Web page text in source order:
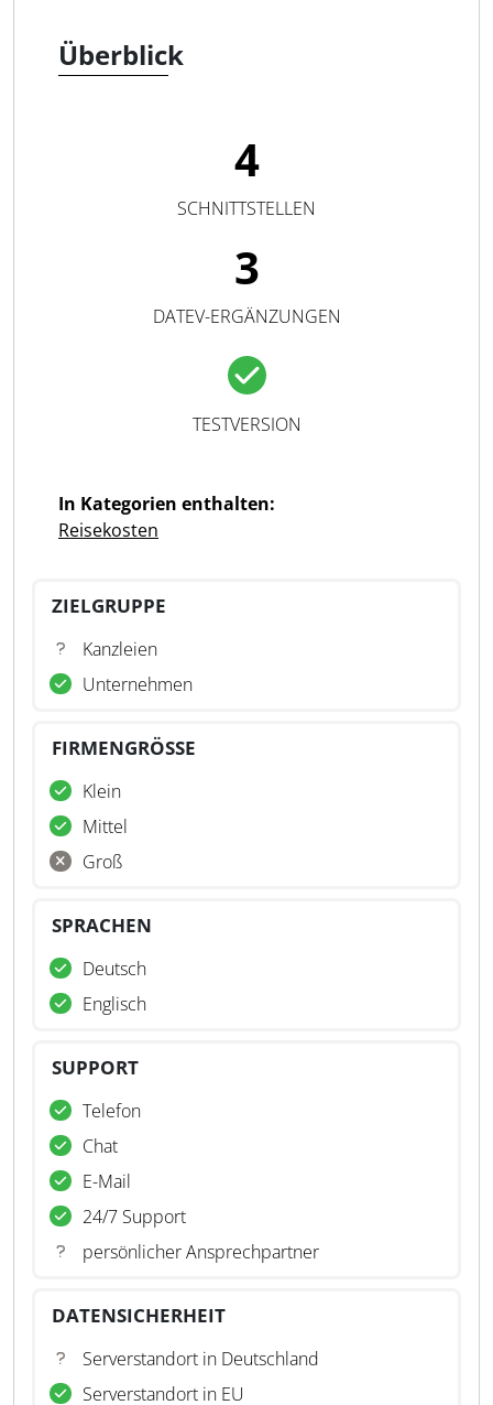
Überblick
4
SCHNITTSTELLEN
3
DATEV-ERGÄNZUNGEN
TESTVERSION
In Kategorien enthalten:
Reisekosten
ZIELGRUPPE
Kanzleien
Unternehmen
FIRMENGRÖSSE
Klein
Mittel
Groß
SPRACHEN
Deutsch
Englisch
SUPPORT
Telefon
Chat
E-Mail
24/7 Support
persönlicher Ansprechpartner
DATENSICHERHEIT
Serverstandort in Deutschland
Serverstandort in EU